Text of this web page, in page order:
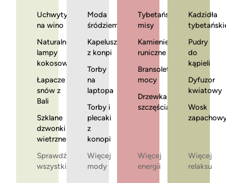
Uchwyty
na wino
Naturalne
lampy
kokosowe
Łapacze
snów z
Bali
Szklane
dzwonki
wietrzne
Sprawdź
wszystkie
Moda
śródziemnomorska
Kapelusze
z konpi
Torby
na
laptopa
Torby i
plecaki
z
konopi
Więcej
mody
Tybetańskie
misy
Kamienie
runiczne
Bransoletki
mocy
Drzewka
szczęścia
Więcej
energii
Kadzidła
Pudry
do
kąpieli
Dyfuzor
kwiatowy
Wosk
Więcej
relaksu